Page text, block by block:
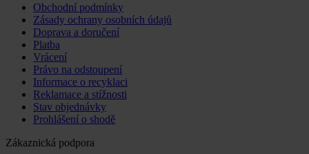
Obchodní podmínky
Zásady ochrany osobních údajů
Doprava a doručení
Platba
Vrácení
Právo na odstoupení
Informace o recyklaci
Reklamace a stížnosti
Stav objednávky
Prohlášení o shodě
Zákaznická podpora